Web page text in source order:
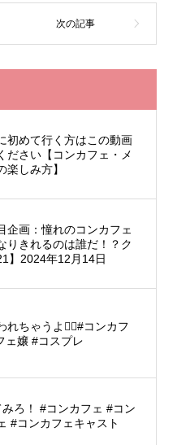
初めて行く方はこの動画
ださい【コンカフェ・メ
楽しみ方】
企画：憧れのコンカフェ
りきれるのは誰だ！？ク
】2024年12月14日
れちゃうよ🙅‍♀️#コンカフ
ェ嬢 #コスプレ
ろ！ #コンカフェ #コン
#コンカフェキャスト